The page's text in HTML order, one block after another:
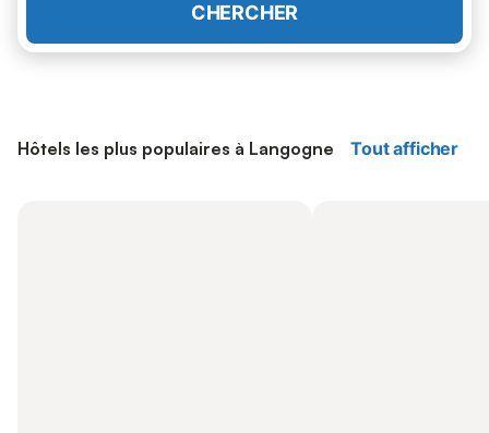
CHERCHER
Hôtels les plus populaires à Langogne Tout afficher